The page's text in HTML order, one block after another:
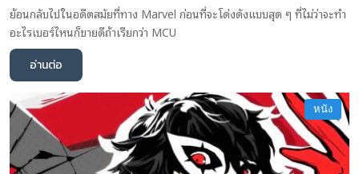
ย้อนกลับไปในอดีตสมัยที่ทาง Marvel ก่อนที่จะโด่งดังแบบสุด ๆ ที่ไม่ว่าจะทำ
อะไรเบอร์ไหนก็ขายดีถ้าเรียกว่า MCU
อ่านต่อ
หนัง